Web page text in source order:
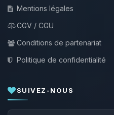
Mentions légales
CGV / CGU
Conditions de partenariat
Politique de confidentialité
SUIVEZ-NOUS